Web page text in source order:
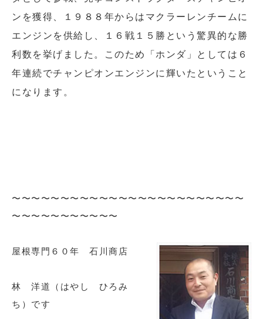
ンを獲得、１９８８年からはマクラーレンチームに
エンジンを供給し、１６戦１５勝という驚異的な勝
利数を挙げました。このため「ホンダ」としては６
年連続でチャンピオンエンジンに輝いたということ
になります。
〜〜〜〜〜〜〜〜〜〜〜〜〜〜〜〜〜〜〜〜〜〜〜〜
〜〜〜〜〜〜〜〜〜〜〜
屋根専門６０年 石川商店
林 洋道（はやし ひろみ
ち）です